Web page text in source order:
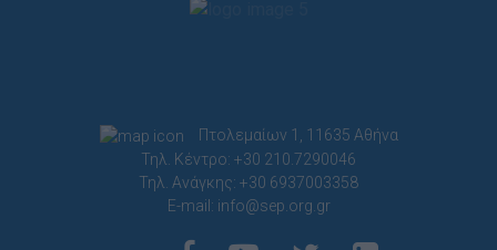
Πτολεμαίων 1, 11635 Αθήνα
Τηλ. Κέντρο: +30 210.7290046
Τηλ. Ανάγκης: +30 6937003358
E-mail: info@sep.org.gr